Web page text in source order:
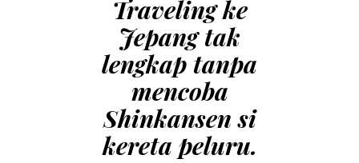
Traveling ke
Jepang tak
lengkap tanpa
mencoba
Shinkansen si
kereta peluru.